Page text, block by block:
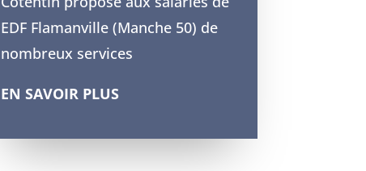
EDF Flamanville (Manche 50) de
nombreux services
EN SAVOIR PLUS